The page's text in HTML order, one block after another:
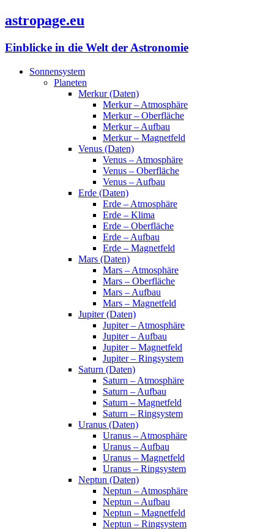
astropage.eu
Einblicke in die Welt der Astronomie
Sonnensystem
Planeten
Merkur (Daten)
Merkur – Atmosphäre
Merkur – Oberfläche
Merkur – Aufbau
Merkur – Magnetfeld
Venus (Daten)
Venus – Atmosphäre
Venus – Oberfläche
Venus – Aufbau
Erde (Daten)
Erde – Atmosphäre
Erde – Klima
Erde – Oberfläche
Erde – Aufbau
Erde – Magnetfeld
Mars (Daten)
Mars – Atmosphäre
Mars – Oberfläche
Mars – Aufbau
Mars – Magnetfeld
Jupiter (Daten)
Jupiter – Atmosphäre
Jupiter – Aufbau
Jupiter – Magnetfeld
Jupiter – Ringsystem
Saturn (Daten)
Saturn – Atmosphäre
Saturn – Aufbau
Saturn – Magnetfeld
Saturn – Ringsystem
Uranus (Daten)
Uranus – Atmosphäre
Uranus – Aufbau
Uranus – Magnetfeld
Uranus – Ringsystem
Neptun (Daten)
Neptun – Atmosphäre
Neptun – Aufbau
Neptun – Magnetfeld
Neptun – Ringsystem